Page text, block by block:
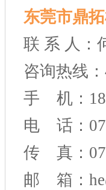
东莞市鼎
联 系 人：
咨询热线
手 机：
电 话：
传 真：
邮 箱：